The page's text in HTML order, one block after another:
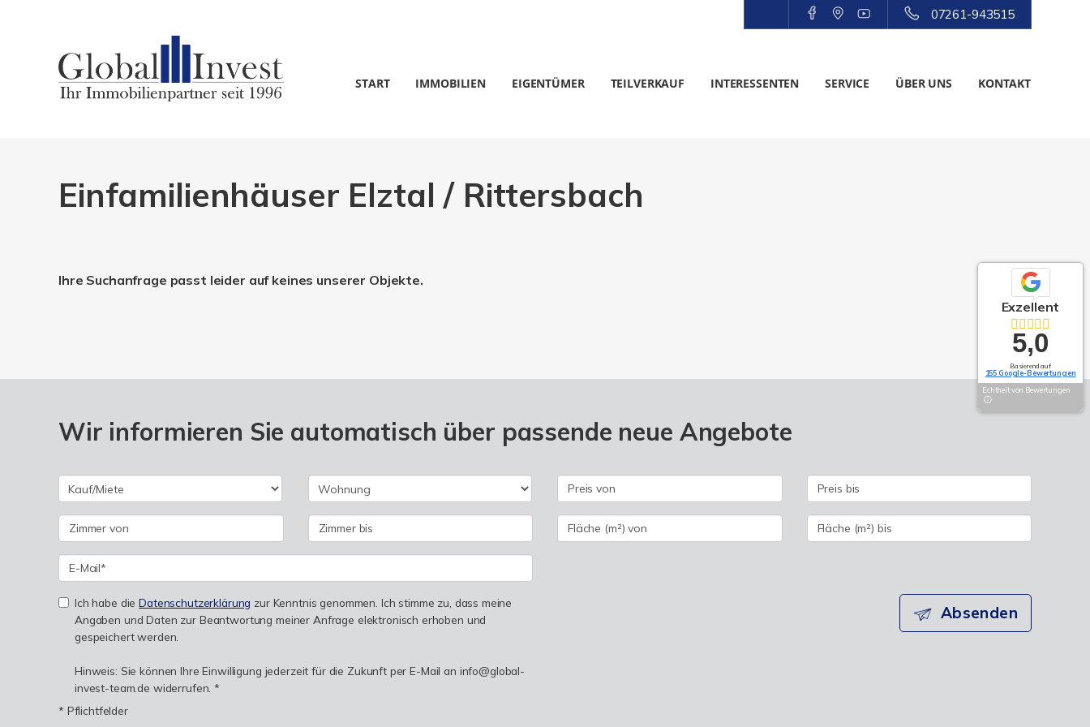
07261-943515
START IMMOBILIEN EIGENTÜMER TEILVERKAUF INTERESSENTEN SERVICE ÜBER UNS KONTAKT
Einfamilienhäuser Elztal / Rittersbach
Ihre Suchanfrage passt leider auf keines unserer Objekte.
Wir informieren Sie automatisch über passende neue Angebote
Ich habe dieDatenschutzerklärung zur Kenntnis genommen. Ich stimme zu, dass meine
Angaben und Daten zur Beantwortung meiner Anfrage elektronisch erhoben und
gespeichert werden.
Hinweis: Sie können Ihre Einwilligung jederzeit für die Zukunft per E-Mail an info@global-
invest-team.de widerrufen. *
* Pflichtfelder
Absenden
Exzellent
5,0
Basierend auf
155 Google-Bewertungen
Echtheit von Bewertungen